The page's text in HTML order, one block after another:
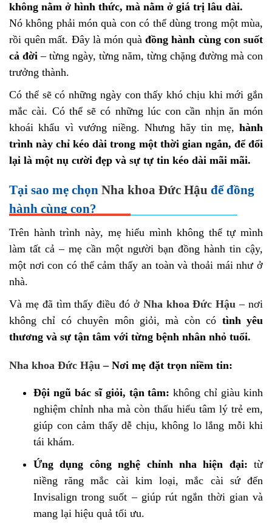
không nằm ở hình thức, mà nằm ở giá trị lâu dài.
Nó không phải món quà con có thể dùng trong một mùa,
rồi quên mất. Đây là món quàđồng hành cùng con suốt
cả đời – từng ngày, từng năm, từng chặng đường mà con
trưởng thành.
Có thể sẽ có những ngày con thấy khó chịu khi mới gắn
mắc cài. Có thể sẽ có những lúc con cần nhịn ăn món
khoái khẩu vì vướng niềng. Nhưng hãy tin mẹ, hành
trình này chỉ kéo dài trong một thời gian ngắn, để đổi
lại là một nụ cười đẹp và sự tự tin kéo dài mãi mãi.
Tại sao mẹ chọn Nha khoa Đức Hậu để đồng
hành cùng con?
Trên hành trình này, mẹ hiểu mình không thể tự mình
làm tất cả – mẹ cần một người bạn đồng hành tin cậy,
một nơi con có thể cảm thấy an toàn và thoải mái như ở
nhà.
Và mẹ đã tìm thấy điều đó ở Nha khoa Đức Hậu – nơi
không chỉ có chuyên môn giỏi, mà còn có tình yêu
thương và sự tận tâm với từng bệnh nhân nhỏ tuổi.
Nha khoa Đức Hậu – Nơi mẹ đặt trọn niềm tin:
Đội ngũ bác sĩ giỏi, tận tâm: không chỉ giàu kinh
nghiệm chỉnh nha mà còn thấu hiểu tâm lý trẻ em,
giúp con cảm thấy dễ chịu, không lo lắng mỗi khi
tái khám.
Ứng dụng công nghệ chỉnh nha hiện đại: từ
niềng răng mắc cài kim loại, mắc cài sứ đến
Invisalign trong suốt – giúp rút ngắn thời gian và
mang lại hiệu quả tối ưu.